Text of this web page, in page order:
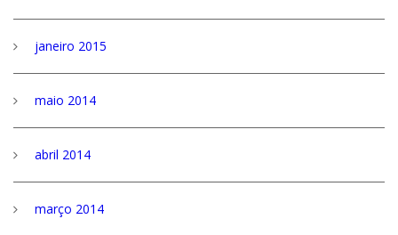
janeiro 2015
maio 2014
abril 2014
março 2014